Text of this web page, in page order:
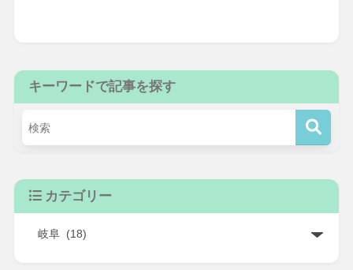
キーワードで記事を探す
カテゴリー